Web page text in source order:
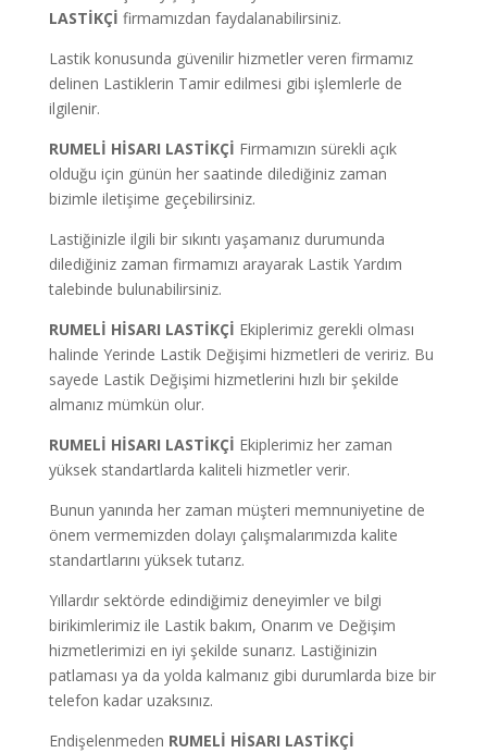
LASTİKÇİ firmamızdan faydalanabilirsiniz.
Lastik konusunda güvenilir hizmetler veren firmamız
delinen Lastiklerin Tamir edilmesi gibi işlemlerle de
ilgilenir.
RUMELİ HİSARI LASTİKÇİ Firmamızın sürekli açık
olduğu için günün her saatinde dilediğiniz zaman
bizimle iletişime geçebilirsiniz.
Lastiğinizle ilgili bir sıkıntı yaşamanız durumunda
dilediğiniz zaman firmamızı arayarak Lastik Yardım
talebinde bulunabilirsiniz.
RUMELİ HİSARI LASTİKÇİ Ekiplerimiz gerekli olması
halinde Yerinde Lastik Değişimi hizmetleri de veririz. Bu
sayede Lastik Değişimi hizmetlerini hızlı bir şekilde
almanız mümkün olur.
RUMELİ HİSARI LASTİKÇİ Ekiplerimiz her zaman
yüksek standartlarda kaliteli hizmetler verir.
Bunun yanında her zaman müşteri memnuniyetine de
önem vermemizden dolayı çalışmalarımızda kalite
standartlarını yüksek tutarız.
Yıllardır sektörde edindiğimiz deneyimler ve bilgi
birikimlerimiz ile Lastik bakım, Onarım ve Değişim
hizmetlerimizi en iyi şekilde sunarız. Lastiğinizin
patlaması ya da yolda kalmanız gibi durumlarda bize bir
telefon kadar uzaksınız.
Endişelenmeden RUMELİ HİSARI LASTİKÇİ